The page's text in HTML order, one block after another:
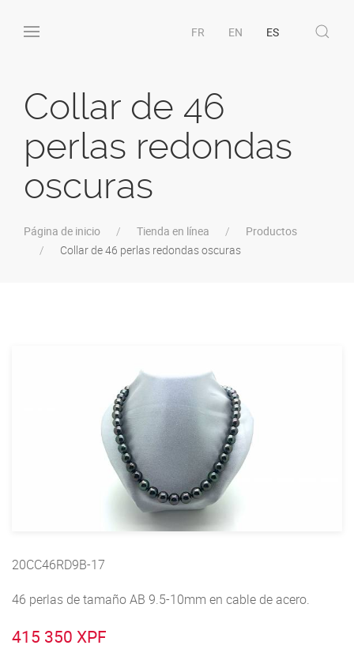
FR EN ES
Collar de 46
perlas redondas
oscuras
Página de inicio Tienda en línea
Productos
Collar de 46 perlas redondas oscuras
20CC46RD9B-17
46 perlas de tamaño AB 9.5-10mm en cable de acero.
415 350 XPF